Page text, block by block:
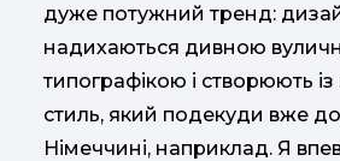
дуже потужний тренд:
надихаються дивною
типографікою і створюють
стиль, який подекуди вже
Німеччині, наприклад. Я